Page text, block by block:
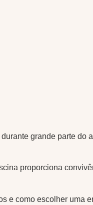
grande parte do
proporciona
e como escolher uma